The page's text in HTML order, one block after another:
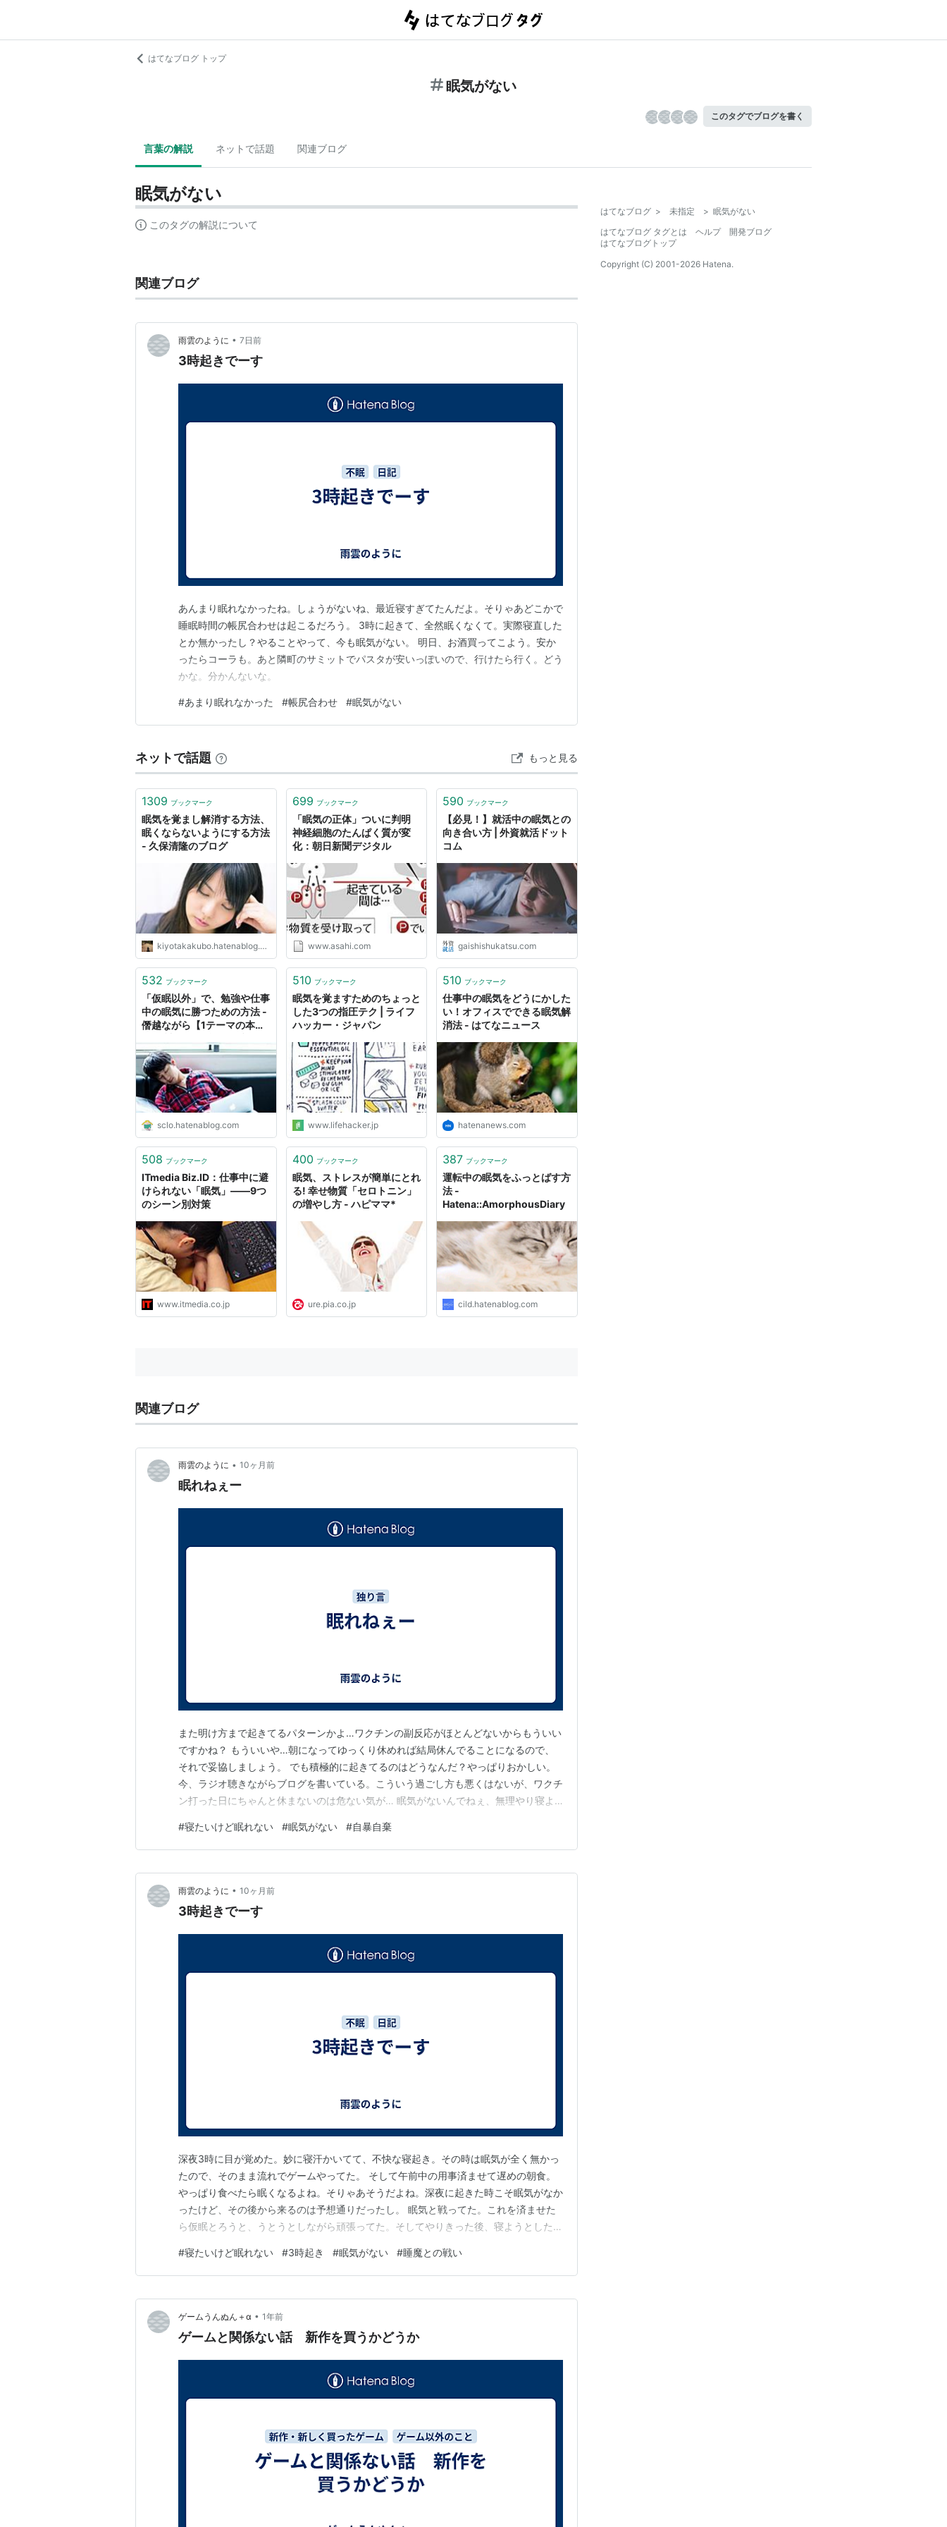
はてなブログ トップ
眠気がない
このタグでブログを書く
言葉の解説 ネットで話題 関連ブログ
眠気がない
このタグの解説について
関連ブログ
雨雲のように • 7日前
3時起きでーす
あんまり眠れなかったね。しょうがないね、最近寝すぎてたんだよ。そりゃあどこかで
睡眠時間の帳尻合わせは起こるだろう。 3時に起きて、全然眠くなくて。実際寝直した
とか無かったし？やることやって、今も眠気がない。 明日、お酒買ってこよう。安か
ったらコーラも。あと隣町のサミットでパスタが安いっぽいので、行けたら行く。どう
かな。分かんないな。
#あまり眠れなかった #帳尻合わせ #眠気がない
ネットで話題 もっと見る
1309 ブックマーク
眠気を覚まし解消する方法、
眠くならないようにする方法
- 久保清隆のブログ
kiyotakakubo.hatenablog.com
699 ブックマーク
「眠気の正体」ついに判明
神経細胞のたんぱく質が変
化：朝日新聞デジタル
www.asahi.com
590 ブックマーク
【必見！】就活中の眠気との
向き合い方 | 外資就活ドット
コム
gaishishukatsu.com
532 ブックマーク
「仮眠以外」で、勉強や仕事
中の眠気に勝つための方法 -
僭越ながら【1テーマの本を
グ】
sclo.hatenablog.com
510 ブックマーク
眠気を覚ますためのちょっと
した3つの指圧テク | ライフ
ハッカー・ジャパン
www.lifehacker.jp
510 ブックマーク
仕事中の眠気をどうにかした
い！オフィスでできる眠気解
消法 - はてなニュース
hatenanews.com
508 ブックマーク
ITmedia Biz.ID：仕事中に避
けられない「眠気」――9つ
のシーン別対策
www.itmedia.co.jp
400 ブックマーク
眠気、ストレスが簡単にとれ
る! 幸せ物質「セロトニン」
の増やし方 - ハピママ*
ure.pia.co.jp
387 ブックマーク
運転中の眠気をふっとばす方
法 -
Hatena::AmorphousDiary
cild.hatenablog.com
関連ブログ
雨雲のように • 10ヶ月前
眠れねぇー
また明け方まで起きてるパターンかよ…ワクチンの副反応がほとんどないからもういい
ですかね？ もういいや…朝になってゆっくり休めれば結局休んでることになるので、
それで妥協しましょう。 でも積極的に起きてるのはどうなんだ？やっぱりおかしい。
今、ラジオ聴きながらブログを書いている。こういう過ごし方も悪くはないが、ワクチ
ン打った日にちゃんと休まないのは危ない気が… 眠気がないんでねぇ、無理やり寝よ
#寝たいけど眠れない #眠気がない #自暴自棄
雨雲のように • 10ヶ月前
3時起きでーす
深夜3時に目が覚めた。妙に寝汗かいてて、不快な寝起き。その時は眠気が全く無かっ
たので、そのまま流れでゲームやってた。 そして午前中の用事済ませて遅めの朝食。
やっぱり食べたら眠くなるよね。そりゃあそうだよね。深夜に起きた時こそ眠気がなか
ったけど、その後から来るのは予想通りだったし。 眠気と戦ってた。これを済ませた
ら仮眠とろうと、うとうとしながら頑張ってた。そしてやりきった後、寝ようとしたら
来れば寝たいが、眠れないことも想定して動く。今夜も眠れなかったら明日の日中にち
ゃんと昼寝しよう。 昼寝したくてもできなかったのは痛い…
#寝たいけど眠れない #3時起き #眠気がない #睡魔との戦い
ゲームうんぬん＋α • 1年前
ゲームと関係ない話 新作を買うかどうか
はてなブログ > 未指定 > 眠気がない
はてなブログ タグとは
ヘルプ
開発ブログ
はてなブログトップ
Copyright (C) 2001-2026 Hatena.